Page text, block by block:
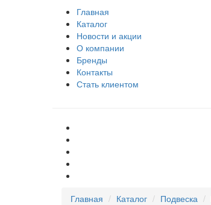
Главная
Каталог
Новости и акции
О компании
Бренды
Контакты
Стать клиентом
Главная
Каталог Подвеска